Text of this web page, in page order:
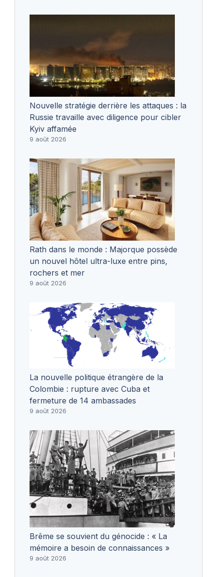
Nouvelle stratégie derrière les attaques : la
Russie travaille avec diligence pour cibler
Kyiv affamée
9 août 2026
Rath dans le monde : Majorque possède
un nouvel hôtel ultra-luxe entre pins,
rochers et mer
9 août 2026
La nouvelle politique étrangère de la
Colombie : rupture avec Cuba et
fermeture de 14 ambassades
9 août 2026
Brême se souvient du génocide : « La
mémoire a besoin de connaissances »
9 août 2026